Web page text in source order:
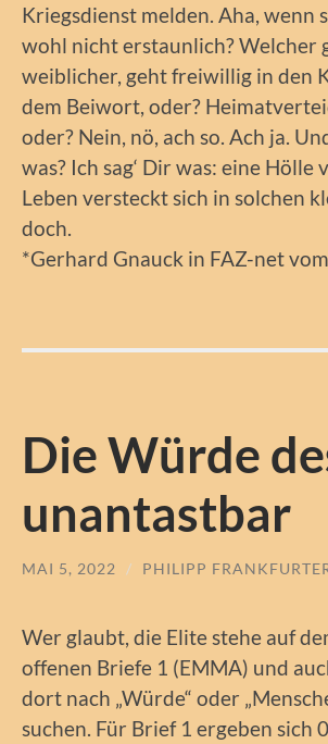
Kriegsdienst melden. Aha, wenn
wohl nicht erstaunlich? Welcher
weiblicher, geht freiwillig in den
dem Beiwort, oder?
oder? Nein, nö, ach so. Ach ja.
was? Ich sag‘ Dir was: eine
Leben versteckt sich in solchen
doch.
*Gerhard Gnauck in FAZ-net
Die Würde
unantastbar
MAI 5, 2022 / PHILIPP
Wer glaubt, die Elite stehe auf
offenen Briefe 1 (EMMA) und
dort nach „Würde“ oder
suchen. Für Brief 1 ergeben